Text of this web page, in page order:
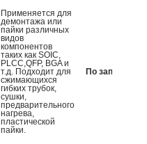
Применяется для
демонтажа или
пайки различных
видов
компонентов
таких как SOIC,
PLCC,QFP, BGA и
т.д. Подходит для
сжимающихся
гибких трубок,
сушки,
предварительного
нагрева,
пластической
пайки.
По запросу